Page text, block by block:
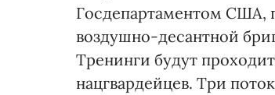
Госдепартаментом США,
воздушно-десантной
Тренинги будут
нацгвардейцев. Три